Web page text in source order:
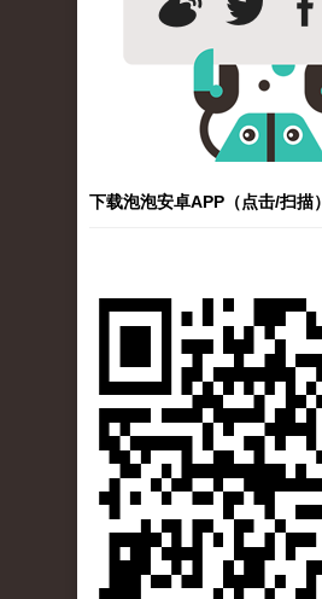
下载泡泡安卓APP（点击/扫描）